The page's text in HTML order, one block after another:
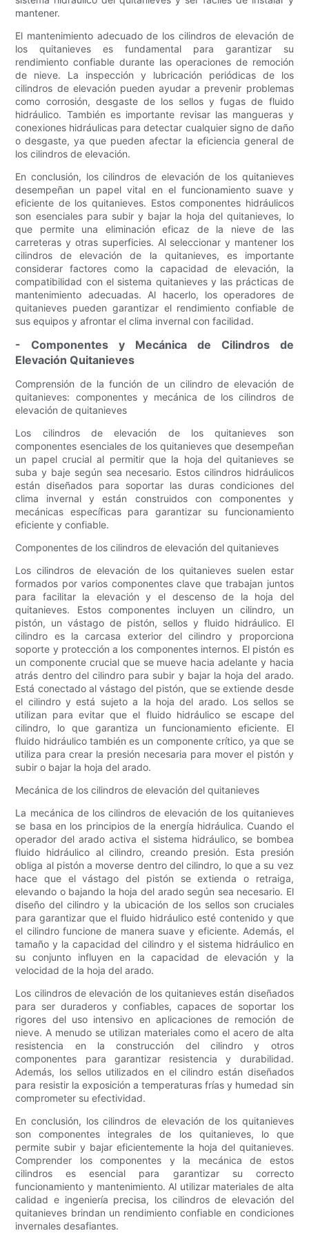
mantener.
El mantenimiento adecuado de los cilindros de elevación de
los quitanieves es fundamental para garantizar su
rendimiento confiable durante las operaciones de remoción
de nieve. La inspección y lubricación periódicas de los
cilindros de elevación pueden ayudar a prevenir problemas
como corrosión, desgaste de los sellos y fugas de fluido
hidráulico. También es importante revisar las mangueras y
conexiones hidráulicas para detectar cualquier signo de daño
o desgaste, ya que pueden afectar la eficiencia general de
los cilindros de elevación.
En conclusión, los cilindros de elevación de los quitanieves
desempeñan un papel vital en el funcionamiento suave y
eficiente de los quitanieves. Estos componentes hidráulicos
son esenciales para subir y bajar la hoja del quitanieves, lo
que permite una eliminación eficaz de la nieve de las
carreteras y otras superficies. Al seleccionar y mantener los
cilindros de elevación de la quitanieves, es importante
considerar factores como la capacidad de elevación, la
compatibilidad con el sistema quitanieves y las prácticas de
mantenimiento adecuadas. Al hacerlo, los operadores de
quitanieves pueden garantizar el rendimiento confiable de
sus equipos y afrontar el clima invernal con facilidad.
- Componentes y Mecánica de Cilindros de
Elevación Quitanieves
Comprensión de la función de un cilindro de elevación de
quitanieves: componentes y mecánica de los cilindros de
elevación de quitanieves
Los cilindros de elevación de los quitanieves son
componentes esenciales de los quitanieves que desempeñan
un papel crucial al permitir que la hoja del quitanieves se
suba y baje según sea necesario. Estos cilindros hidráulicos
están diseñados para soportar las duras condiciones del
clima invernal y están construidos con componentes y
mecánicas específicas para garantizar su funcionamiento
eficiente y confiable.
Componentes de los cilindros de elevación del quitanieves
Los cilindros de elevación de los quitanieves suelen estar
formados por varios componentes clave que trabajan juntos
para facilitar la elevación y el descenso de la hoja del
quitanieves. Estos componentes incluyen un cilindro, un
pistón, un vástago de pistón, sellos y fluido hidráulico. El
cilindro es la carcasa exterior del cilindro y proporciona
soporte y protección a los componentes internos. El pistón es
un componente crucial que se mueve hacia adelante y hacia
atrás dentro del cilindro para subir y bajar la hoja del arado.
Está conectado al vástago del pistón, que se extiende desde
el cilindro y está sujeto a la hoja del arado. Los sellos se
utilizan para evitar que el fluido hidráulico se escape del
cilindro, lo que garantiza un funcionamiento eficiente. El
fluido hidráulico también es un componente crítico, ya que se
utiliza para crear la presión necesaria para mover el pistón y
subir o bajar la hoja del arado.
Mecánica de los cilindros de elevación del quitanieves
La mecánica de los cilindros de elevación de los quitanieves
se basa en los principios de la energía hidráulica. Cuando el
operador del arado activa el sistema hidráulico, se bombea
fluido hidráulico al cilindro, creando presión. Esta presión
obliga al pistón a moverse dentro del cilindro, lo que a su vez
hace que el vástago del pistón se extienda o retraiga,
elevando o bajando la hoja del arado según sea necesario. El
diseño del cilindro y la ubicación de los sellos son cruciales
para garantizar que el fluido hidráulico esté contenido y que
el cilindro funcione de manera suave y eficiente. Además, el
tamaño y la capacidad del cilindro y el sistema hidráulico en
su conjunto influyen en la capacidad de elevación y la
velocidad de la hoja del arado.
Los cilindros de elevación de los quitanieves están diseñados
para ser duraderos y confiables, capaces de soportar los
rigores del uso intensivo en aplicaciones de remoción de
nieve. A menudo se utilizan materiales como el acero de alta
resistencia en la construcción del cilindro y otros
componentes para garantizar resistencia y durabilidad.
Además, los sellos utilizados en el cilindro están diseñados
para resistir la exposición a temperaturas frías y humedad sin
comprometer su efectividad.
En conclusión, los cilindros de elevación de los quitanieves
son componentes integrales de los quitanieves, lo que
permite subir y bajar eficientemente la hoja del quitanieves.
Comprender los componentes y la mecánica de estos
cilindros es esencial para garantizar su correcto
funcionamiento y mantenimiento. Al utilizar materiales de alta
calidad e ingeniería precisa, los cilindros de elevación del
quitanieves brindan un rendimiento confiable en condiciones
invernales desafiantes.